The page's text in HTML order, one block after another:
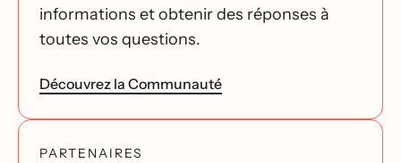
informations et obtenir des réponses à
toutes vos questions.
Découvrez la Communauté
PARTENAIRES